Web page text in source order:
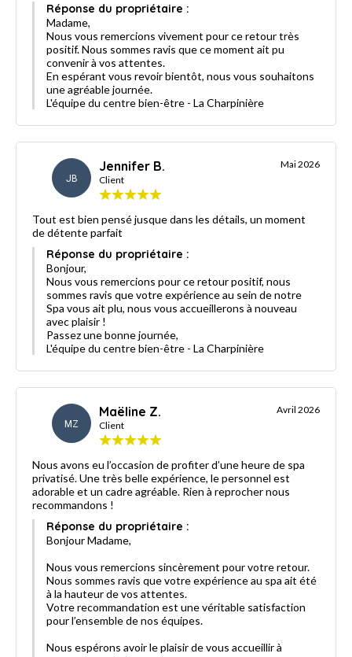
Réponse du propriétaire :
Madame,
Nous vous remercions vivement pour ce retour très
positif. Nous sommes ravis que ce moment ait pu
convenir à vos attentes.
En espérant vous revoir bientôt, nous vous souhaitons
une agréable journée.
L'équipe du centre bien-être - La Charpinière
JB
Jennifer B.
Client
Mai 2026
Tout est bien pensé jusque dans les détails, un moment
de détente parfait
Réponse du propriétaire :
Bonjour,
Nous vous remercions pour ce retour positif, nous
sommes ravis que votre expérience au sein de notre
Spa vous ait plu, nous vous accueillerons à nouveau
avec plaisir !
Passez une bonne journée,
L'équipe du centre bien-être - La Charpinière
MZ
Maëline Z.
Client
Avril 2026
Nous avons eu l’occasion de profiter d’une heure de spa
privatisé. Une très belle expérience, le personnel est
adorable et un cadre agréable. Rien à reprocher nous
recommandons !
Réponse du propriétaire :
Bonjour Madame,
Nous vous remercions sincèrement pour votre retour.
Nous sommes ravis que votre expérience au spa ait été
à la hauteur de vos attentes.
Votre recommandation est une véritable satisfaction
pour l’ensemble de nos équipes.
Nous espérons avoir le plaisir de vous accueillir à